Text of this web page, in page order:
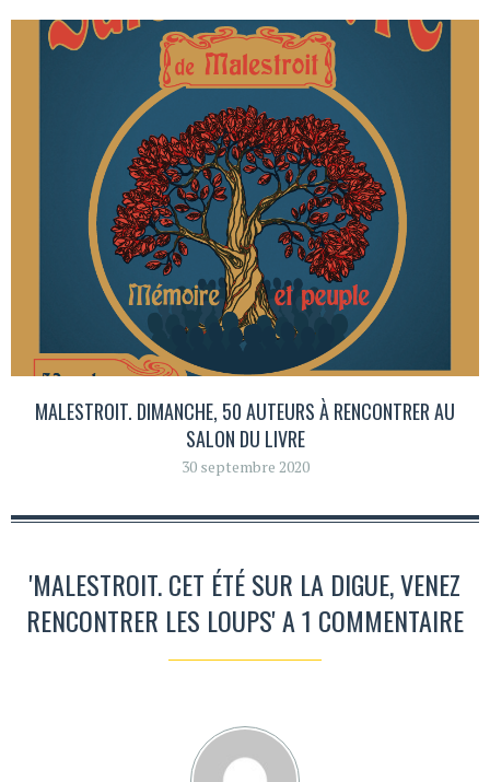
MALESTROIT. DIMANCHE, 50 AUTEURS À RENCONTRER AU
SALON DU LIVRE
30 septembre 2020
'MALESTROIT. CET ÉTÉ SUR LA DIGUE, VENEZ
RENCONTRER LES LOUPS' A 1 COMMENTAIRE